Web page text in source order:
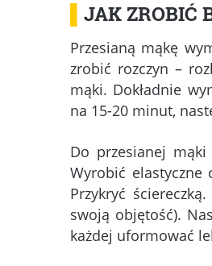
JAK ZROBIĆ
Przesianą mąkę
zrobić rozczyn –
mąki. Dokładnie
na 15-20 minut,
Do przesianej
Wyrobić
Przykryć
swoją objętość).
każdej uformować